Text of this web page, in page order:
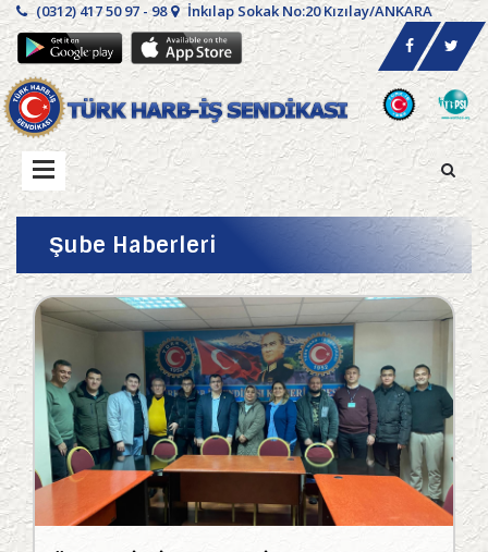
(0312) 417 50 97 - 98 İnkılap Sokak No:20 Kızılay/ANKARA
Şube Haberleri